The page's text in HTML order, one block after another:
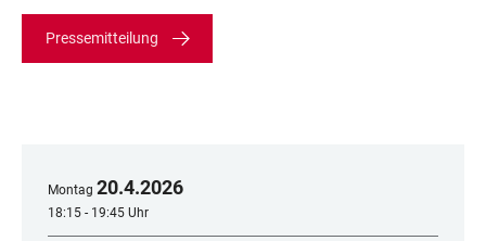
Pressemitteilung
Montag 20.4.2026
18:15 - 19:45 Uhr